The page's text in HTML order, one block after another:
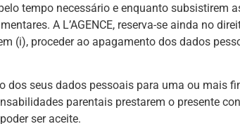
tempo necessário e enquanto subsistirem
A L’AGENCE, reserva-se ainda no
(i), proceder ao apagamento dos dados
seus dados pessoais para uma ou mais
parentais prestarem o presente
ser aceite.